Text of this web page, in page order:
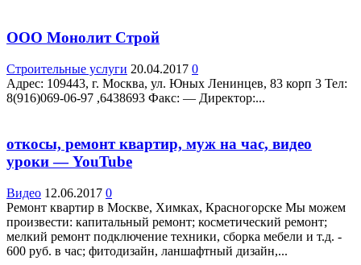
ООО Монолит Строй
Строительные услуги 20.04.2017 0
Адрес: 109443, г. Москва, ул. Юных Ленинцев, 83 корп 3 Teл:
8(916)069-06-97 ,6438693 Факс: — Директор:...
откосы, ремонт квартир, муж на час, видео
уроки — YouTube
Видео 12.06.2017 0
Ремонт квартир в Москве, Химках, Красногорске Мы можем
произвести: капитальный ремонт; косметический ремонт;
мелкий ремонт подключение техники, сборка мебели и т.д. -
600 руб. в час; фитодизайн, ланшафтный дизайн,...